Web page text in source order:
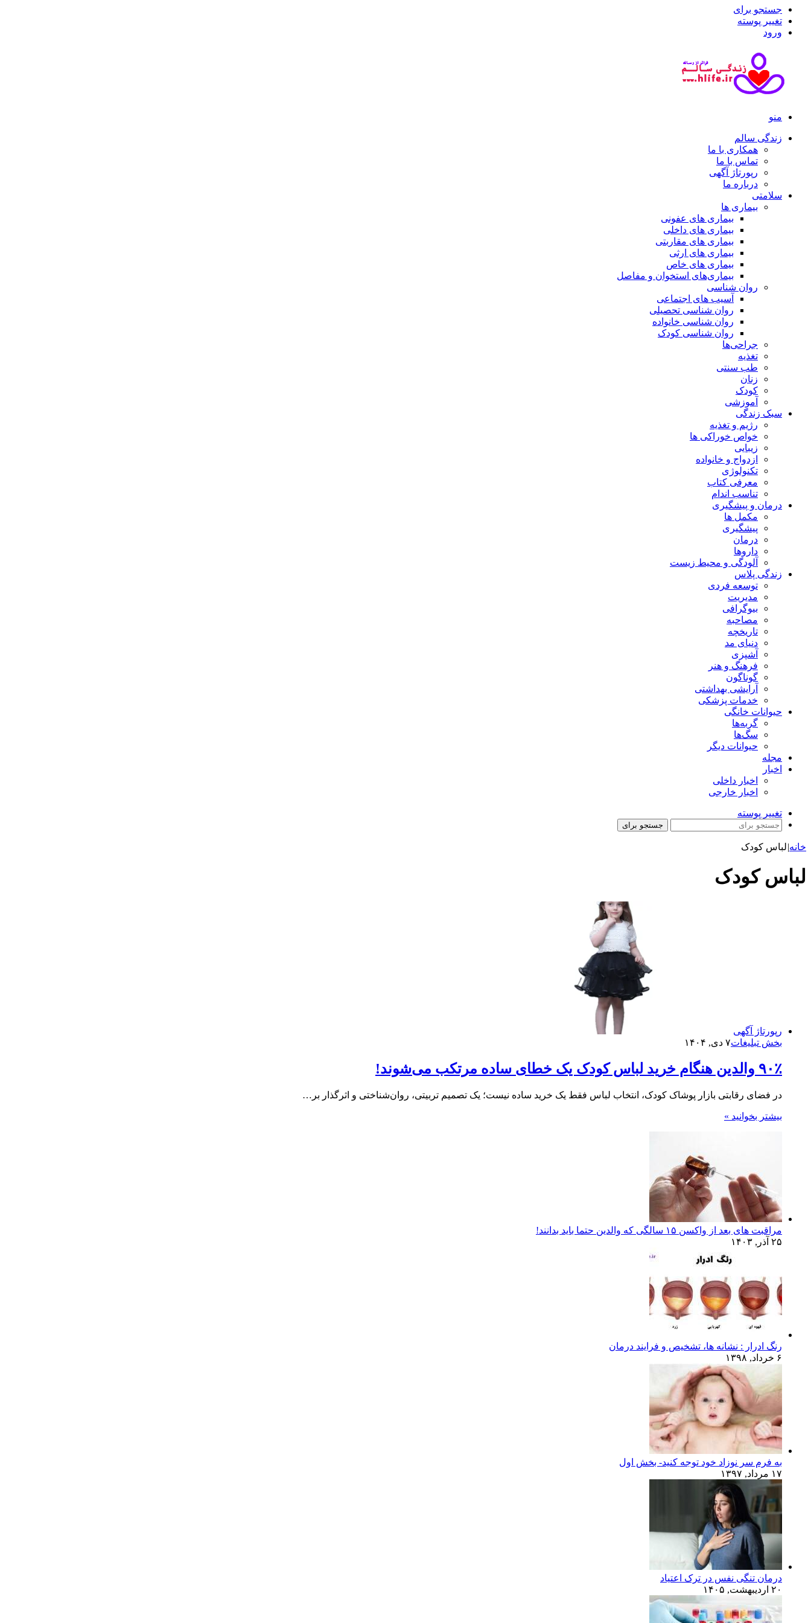
جستجو برای
تغییر پوسته
ورود
منو
زندگی سالم
همکاری با ما
تماس با ما
رپورتاژ آگهی
درباره ما
سلامتی
بیماری ها
بیماری های عفونی
بیماری های داخلی
بیماری های مقاربتی
بیماری های ارثی
بیماری های خاص
بیماری‌های استخوان و مفاصل
روان شناسی
آسیب های اجتماعی
روان شناسی تحصیلی
روان شناسی خانواده
روان شناسی کودک
جراحی‌ها
تغذیه
طب سنتی
زنان
کودک
آموزشی
سبک زندگی
رژیم و تغذیه
خواص خوراکی ها
زیبایی
ازدواج و خانواده
تکنولوژی
معرفی کتاب
تناسب اندام
درمان و پیشگیری
مکمل ها
پیشگیری
درمان
داروها
آلودگی و محیط زیست
زندگی پلاس
توسعه فردی
مدیریت
بیوگرافی
مصاحبه
تاریخچه
دنیای مد
آشپزی
فرهنگ و هنر
گوناگون
آرایشی بهداشتی
خدمات پزشکی
حیوانات خانگی
گربه‌ها
سگ‌ها
حیوانات دیگر
مجله
اخبار
اخبار داخلی
اخبار خارجی
تغییر پوسته
جستجو برای
خانه|لباس کودک
لباس کودک
رپورتاژ آگهی
بخش تبلیغات۷ دی, ۱۴۰۴
۹۰٪ والدین هنگام خرید لباس کودک یک خطای ساده مرتکب می‌شوند!
در فضای رقابتی بازار پوشاک کودک، انتخاب لباس فقط یک خرید ساده نیست؛ یک تصمیم تربیتی، روان‌شناختی و اثرگذار بر…
بیشتر بخوانید »
مراقبت های بعد از واکسن ۱۵ سالگی که والدین حتما باید بدانند!
۲۵ آذر, ۱۴۰۳
رنگ ادرار : نشانه ها، تشخیص و فرایند درمان
۶ خرداد, ۱۳۹۸
به فرم سر نوزاد خود توجه کنید- بخش اول
۱۷ مرداد, ۱۳۹۷
درمان تنگی نفس در ترک اعتیاد
۲۰ اردیبهشت, ۱۴۰۵